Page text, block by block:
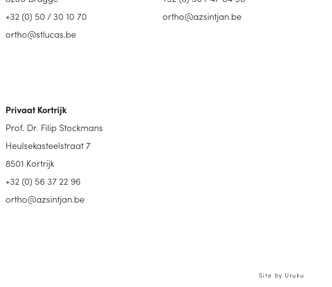
+32 (0) 50 / 30 10 70
ortho@stlucas.be
ortho@azsintjan.be
Privaat Kortrijk
Prof. Dr. Filip Stockmans
Heulsekasteelstraat 7
8501 Kortrijk
+32 (0) 56 37 22 96
ortho@azsintjan.be
Site by Uruku